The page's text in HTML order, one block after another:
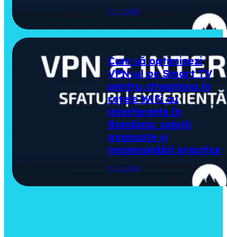
11. 7. 2026
Cum să optimizezi
VPN-ul pe Smart TV
pentru streaming în
rețele WiFi cu
interferențe în
România: soluții
avansate și
recomandări practice
11. 7. 2026